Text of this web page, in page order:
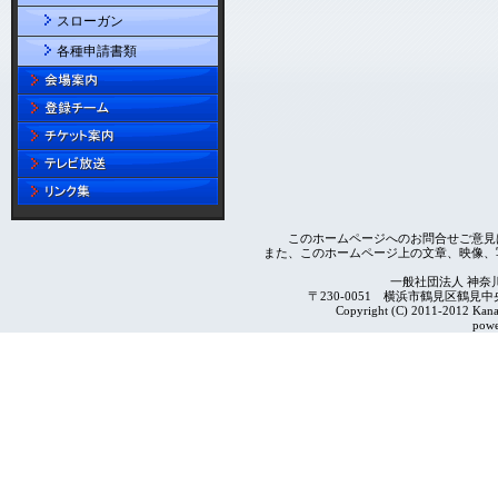
スローガン
各種申請書類
このホームページへのお問合せご意
また、このホームページ上の文章、映像
一般社団法人 神奈
〒230-0051 横浜市鶴見区鶴見
Copyright (C) 2011-2012